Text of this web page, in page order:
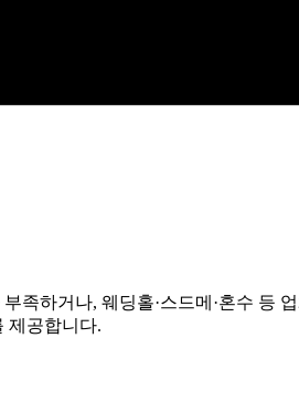
하거나, 웨딩홀·스드메·혼수 등
제공합니다.